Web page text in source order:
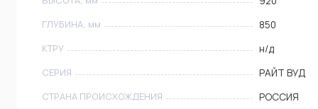
ГЛУБИНА, мм 850
КТРУ н/д
СЕРИЯ РАЙТ ВУД
СТРАНА ПРОИСХОЖДЕНИЯ РОССИЯ